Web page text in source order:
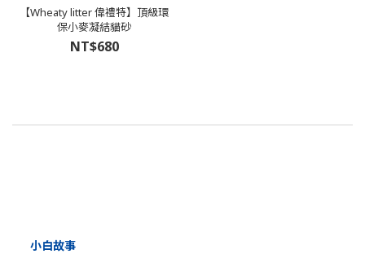
【Wheaty litter 偉禮特】頂級環
保小麥凝結貓砂
NT$680
小白故事